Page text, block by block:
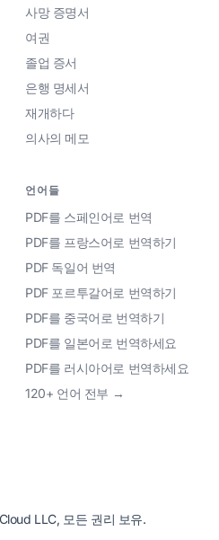
사망 증명서
여권
졸업 증서
은행 명세서
재개하다
의사의 메모
언어들
PDF를 스페인어로 번역
PDF를 프랑스어로 번역하기
PDF 독일어 번역
PDF 포르투갈어로 번역하기
PDF를 중국어로 번역하기
PDF를 일본어로 번역하세요
PDF를 러시아어로 번역하세요
120+ 언어 전부 →
LLC, 모든 권리 보유.